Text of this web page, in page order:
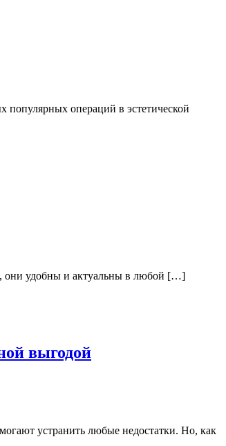
популярных операций в эстетической
они удобны и актуальны в любой […]
выгодой
устранить любые недостатки. Но, как